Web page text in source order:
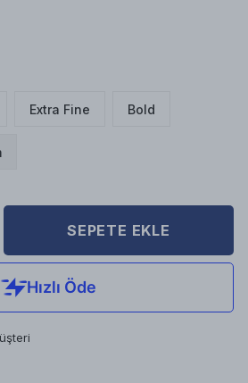
Extra Fine Bold
SEPETE EKLE